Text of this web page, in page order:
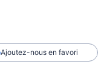
Ajoutez-nous en favori